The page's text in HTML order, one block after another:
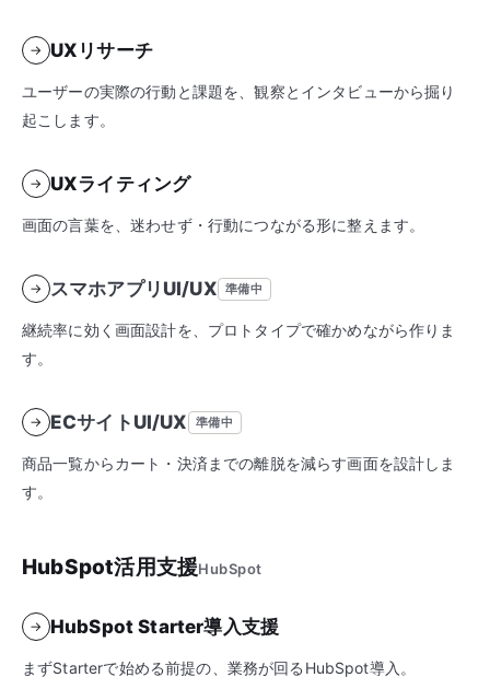
→ UXリサーチ
ユーザーの実際の行動と課題を、観察とインタビューから掘り
起こします。
→ UXライティング
画面の言葉を、迷わせず・行動につながる形に整えます。
→ スマホアプリUI/UX 準備中
継続率に効く画面設計を、プロトタイプで確かめながら作りま
す。
→ ECサイトUI/UX 準備中
商品一覧からカート・決済までの離脱を減らす画面を設計しま
す。
HubSpot活用支援HubSpot
→ HubSpot Starter導入支援
まずStarterで始める前提の、業務が回るHubSpot導入。